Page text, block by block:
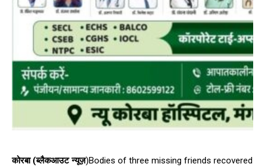
कोरबा (ब्लैकआउट न्यूज़)Bodies of three missing friends recovered